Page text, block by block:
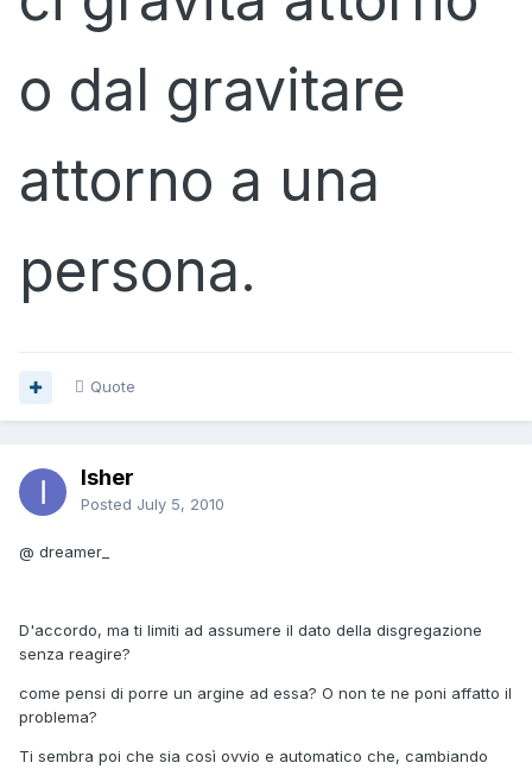
o dal gravitare
attorno a una
persona.
Quote
Isher
Posted July 5, 2010
@ dreamer_
D'accordo, ma ti limiti ad assumere il dato della disgregazione
senza reagire?
come pensi di porre un argine ad essa? O non te ne poni affatto il
problema?
Ti sembra poi che sia così ovvio e automatico che, cambiando